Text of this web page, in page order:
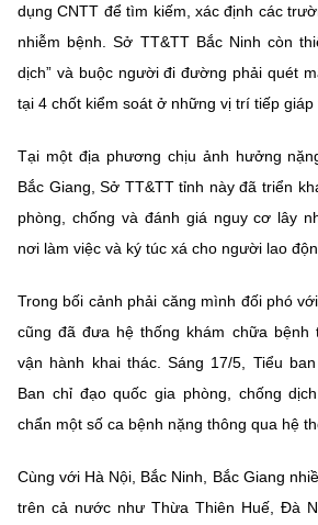
dụng CNTT để tìm kiếm, xác định các
nhiễm bệnh. Sở TT&TT Bắc Ninh còn
dịch” và buộc người đi đường phải quét
tại 4 chốt kiểm soát ở những vị trí tiếp giáp
Tại một địa phương chịu ảnh hưởng
Bắc Giang, Sở TT&TT tỉnh này đã triển
phòng, chống và đánh giá nguy cơ lây
nơi làm việc và ký túc xá cho người lao
Trong bối cảnh phải căng mình đối phó
cũng đã đưa hệ thống khám chữa bệnh
vận hành khai thác. Sáng 17/5, Tiểu
Ban chỉ đạo quốc gia phòng, chống
chẩn một số ca bệnh nặng thông qua hệ
Cùng với Hà Nội, Bắc Ninh, Bắc Giang
trên cả nước như Thừa Thiên Huế, Đà